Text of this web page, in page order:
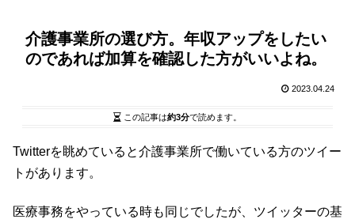
介護事業所の選び方。年収アップをしたい
のであれば加算を確認した方がいいよね。
2023.04.24
この記事は約3分で読めます。
Twitterを眺めていると介護事業所で働いている方のツイー
トがあります。
医療事務をやっている時も同じでしたが、ツイッターの基